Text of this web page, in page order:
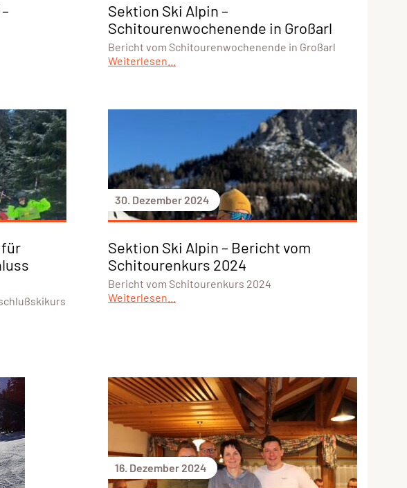
Sektion Ski Alpin –
Schitourenwochenende in Großarl
Bericht vom Schitourenwochenende in Großarl
Weiterlesen...
für
30. Dezember 2024
Sektion Ski Alpin – Bericht vom
Schitourenkurs 2024
Bericht vom Schitourenkurs 2024
Weiterlesen...
16. Dezember 2024